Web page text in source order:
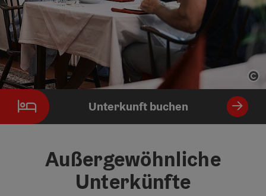
Unterkunft buchen
Außergewöhnliche
Unterkünfte